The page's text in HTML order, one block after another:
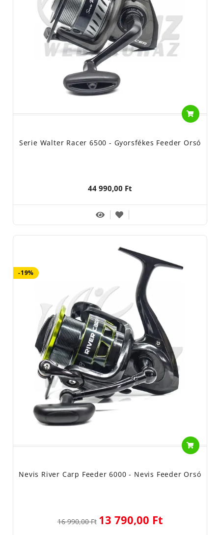
Serie Walter Racer 6500 - Gyorsfékes Feeder Orsó
44 990,00 Ft
-19%
Nevis River Carp Feeder 6000 - Nevis Feeder Orsó
16 990,00 Ft 13 790,00 Ft